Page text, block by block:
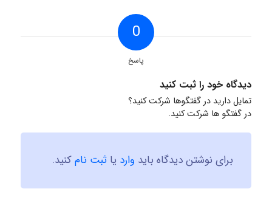
0
پاسخ
دیدگاه خود را ثبت کنید
تمایل دارید در گفتگوها شرکت کنید؟
در گفتگو ها شرکت کنید.
برای نوشتن دیدگاه باید وارد یا ثبت نامکنید.